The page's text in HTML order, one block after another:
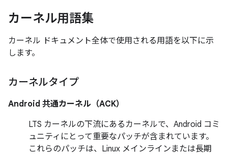
カーネル用語集
カーネル ドキュメント全体で使用される用語を以下に示
します。
カーネルタイプ
Android 共通カーネル（ACK）
LTS カーネルの下流にあるカーネルで、Android コミ
ュニティにとって重要なパッチが含まれています。
これらのパッチは、Linux メインラインまたは長期